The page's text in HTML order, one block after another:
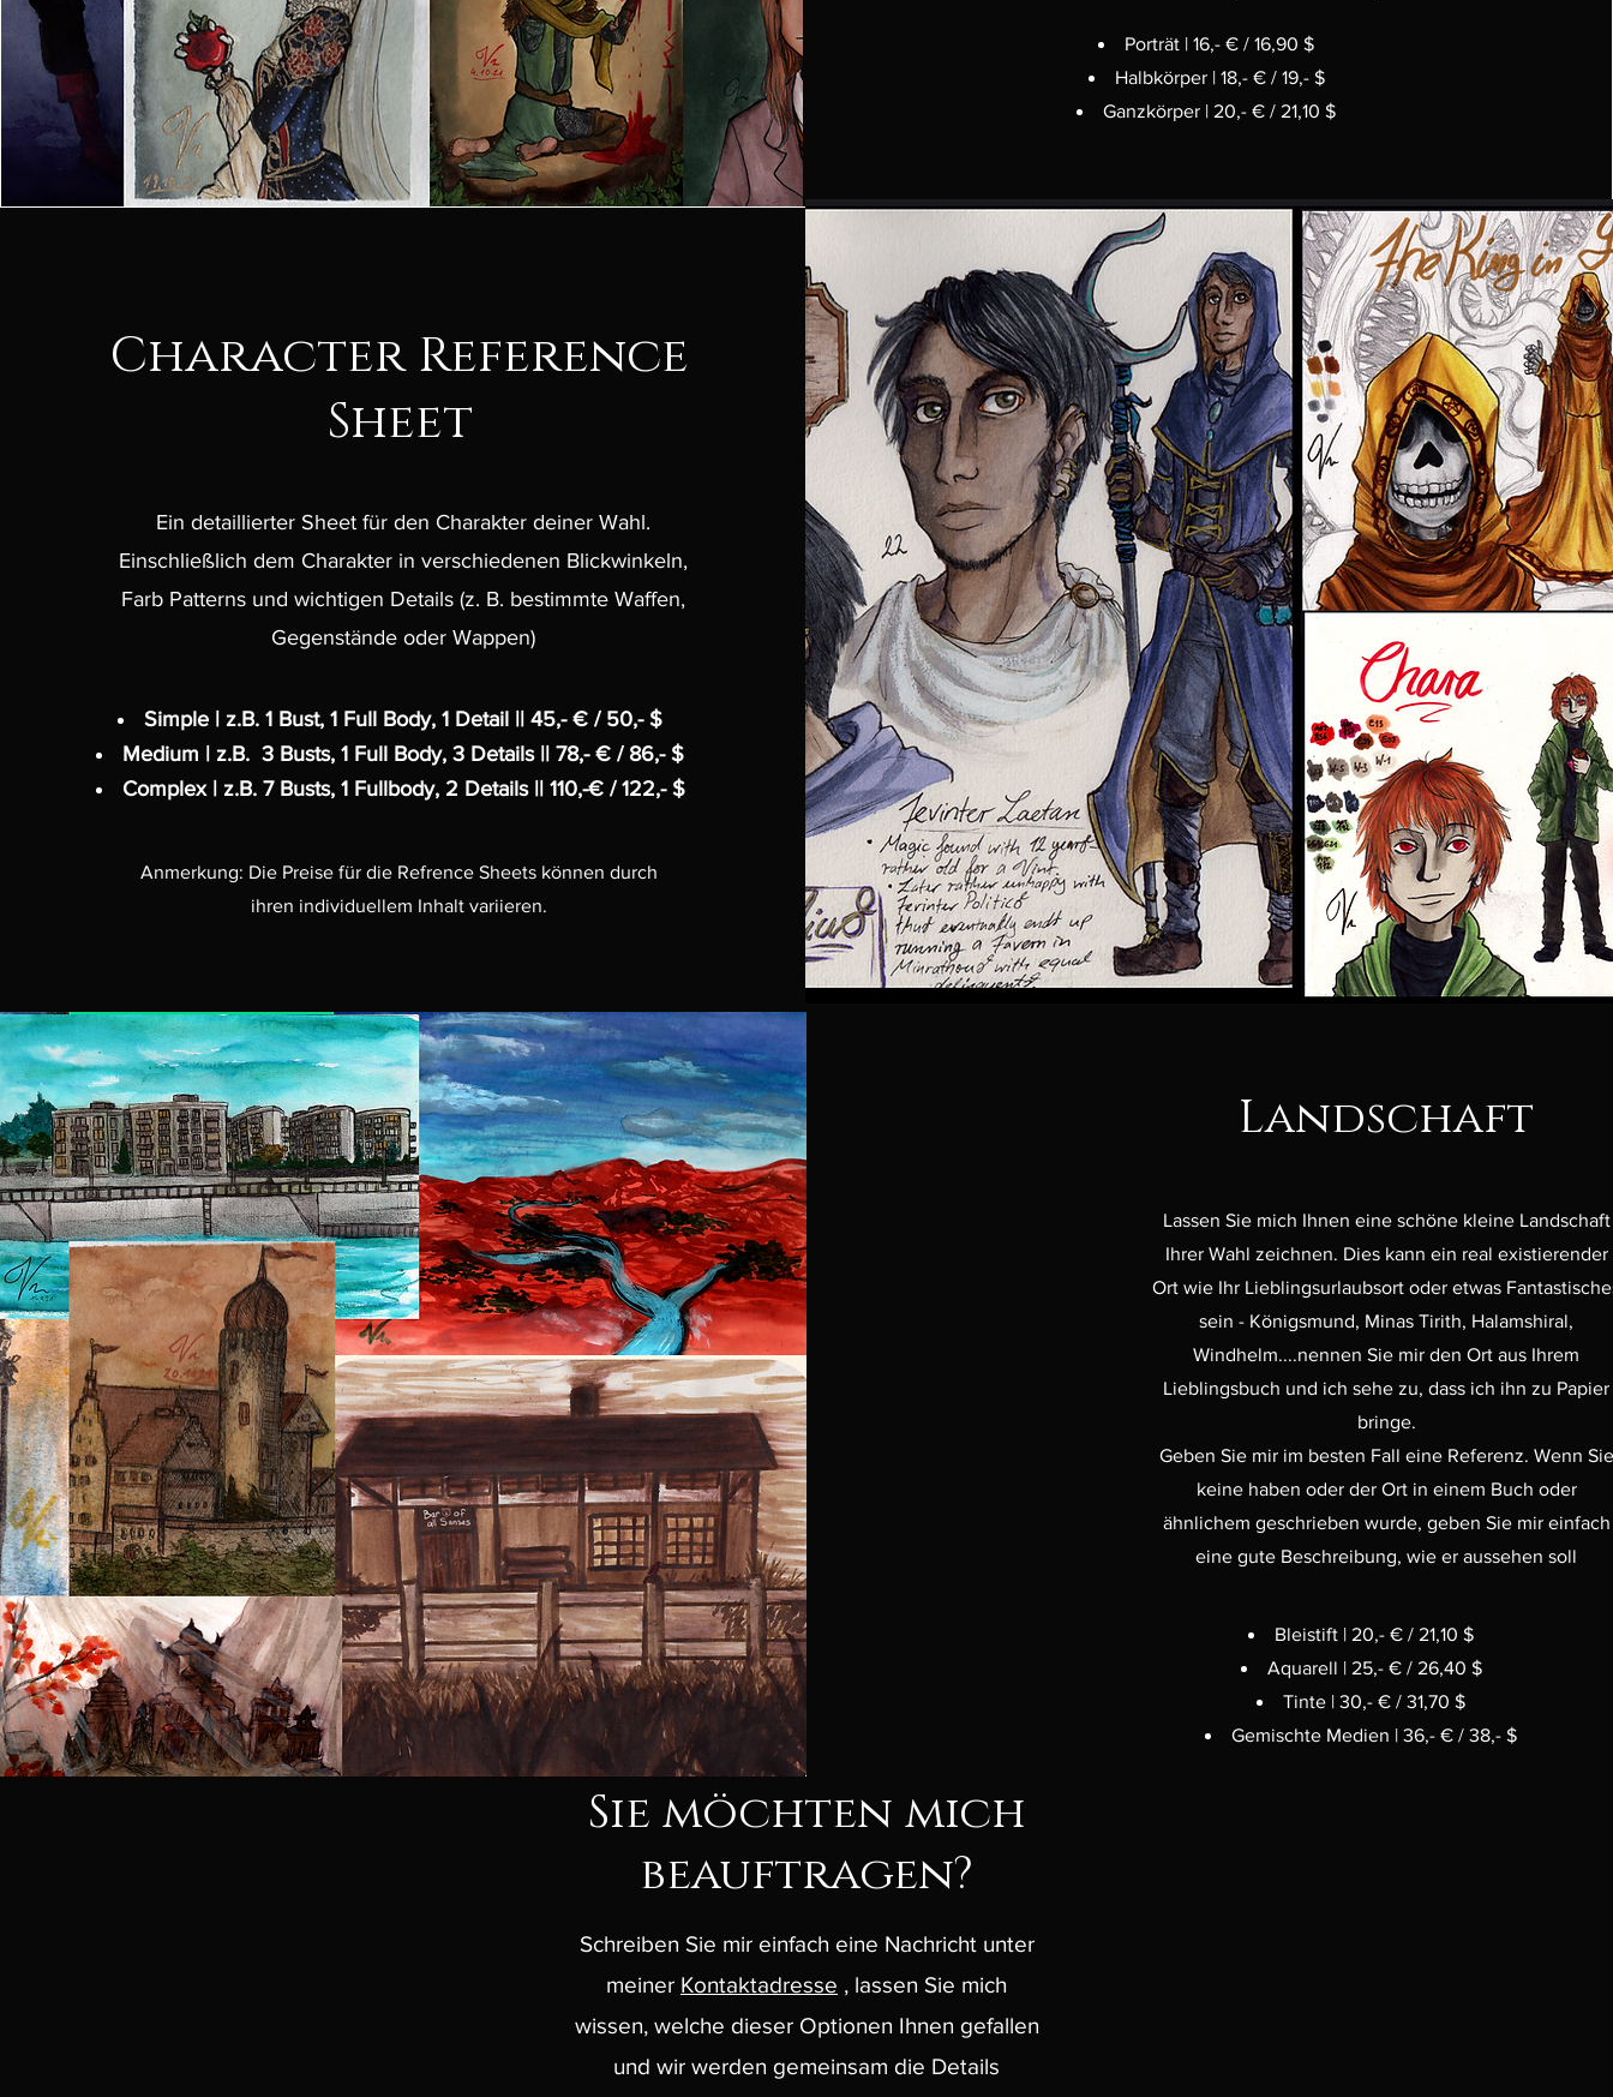
Porträt | 16,- € / 16,90 $
Halbkörper | 18,- € / 19,- $
Ganzkörper | 20,- € / 21,10 $
Character Reference
Sheet
Ein detaillierter Sheet für den Charakter deiner Wahl.
Einschließlich dem Charakter in verschiedenen Blickwinkeln,
Farb Patterns und wichtigen Details (z. B. bestimmte Waffen,
Gegenstände oder Wappen)
Simple | z.B. 1 Bust, 1 Full Body, 1 Detail || 45,- € / 50,- $
Medium | z.B. 3 Busts, 1 Full Body, 3 Details || 78,- € / 86,- $
Complex | z.B. 7 Busts, 1 Fullbody, 2 Details || 110,-€ / 122,- $
Anmerkung: Die Preise für die Refrence Sheets können durch
ihren individuellem Inhalt variieren.
Landschaft
Lassen Sie mich Ihnen eine schöne kleine Landschaft
Ihrer Wahl zeichnen. Dies kann ein real existierender
Ort wie Ihr Lieblingsurlaubsort oder etwas
sein - Königsmund, Minas Tirith, Halamshiral,
Windhelm....nennen Sie mir den Ort aus Ihrem
Lieblingsbuch und ich sehe zu, dass ich ihn zu Papier
bringe.
Geben Sie mir im besten Fall eine Referenz. Wenn Sie
keine haben oder der Ort in einem Buch oder
ähnlichem geschrieben wurde, geben Sie mir einfach
eine gute Beschreibung, wie er aussehen soll
Bleistift | 20,- € / 21,10 $
Aquarell | 25,- € / 26,40 $
Tinte | 30,- € / 31,70 $
Gemischte Medien | 36,- € / 38,- $
Sie möchten mich
beauftragen?
Schreiben Sie mir einfach eine Nachricht unter
meiner Kontaktadresse , lassen Sie mich
wissen, welche dieser Optionen Ihnen gefallen
und wir werden gemeinsam die Details